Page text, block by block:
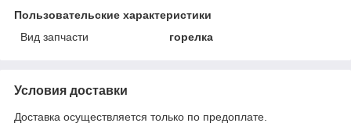
Пользовательские характеристики
Вид запчасти
горелка
Условия доставки
Доставка осуществляется только по предоплате.